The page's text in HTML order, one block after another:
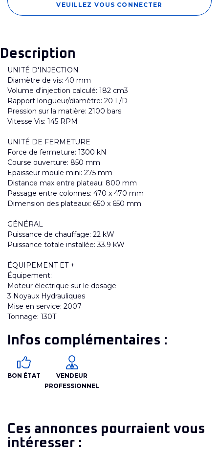
VEUILLEZ VOUS CONNECTER
Description
UNITÉ D'INJECTION
Diamètre de vis: 40 mm
Volume d'injection calculé: 182 cm3
Rapport longueur/diamètre: 20 L/D
Pression sur la matière: 2100 bars
Vitesse Vis: 145 RPM
UNITÉ DE FERMETURE
Force de fermeture: 1300 kN
Course ouverture: 850 mm
Epaisseur moule mini: 275 mm
Distance max entre plateau: 800 mm
Passage entre colonnes: 470 x 470 mm
Dimension des plateaux: 650 x 650 mm
GÉNÉRAL
Puissance de chauffage: 22 kW
Puissance totale installée: 33.9 kW
ÉQUIPEMENT ET +
Équipement:
Moteur électrique sur le dosage
3 Noyaux Hydrauliques
Mise en service: 2007
Tonnage: 130T
Infos complémentaires :
BON ÉTAT
VENDEUR
PROFESSIONNEL
Ces annonces pourraient vous
intéresser :